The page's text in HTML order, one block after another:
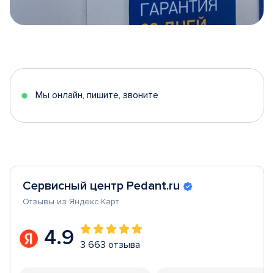
5
Мы онлайн, пишите, звоните
Сервисный центр Pedant.ru
Отзывы из Яндекс Карт
4.9 3 663 отзыва